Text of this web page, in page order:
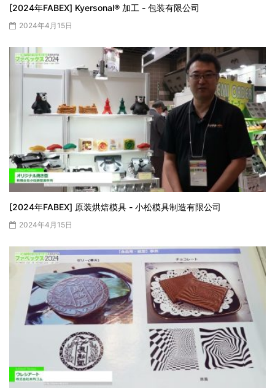
[2024年FABEX] Kyersonal® 加工 - 包装有限公司
2024年4月15日
[2024年FABEX] 原装烘焙模具 - 小松模具制造有限公司
2024年4月15日